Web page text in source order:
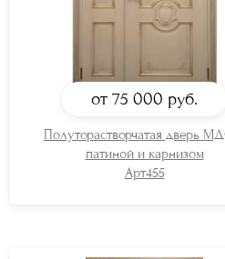
от 75 000 руб.
Полуторастворчатая дверь
патиной и карнизом
Арт455